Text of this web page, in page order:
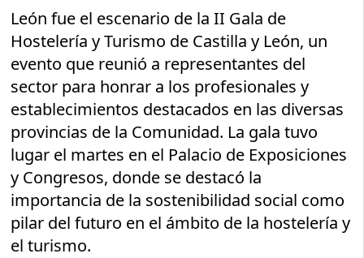
León fue el escenario de la II Gala de
Hostelería y Turismo de Castilla y León, un
evento que reunió a representantes del
sector para honrar a los profesionales y
establecimientos destacados en las diversas
provincias de la Comunidad. La gala tuvo
lugar el martes en el Palacio de Exposiciones
y Congresos, donde se destacó la
importancia de la sostenibilidad social como
pilar del futuro en el ámbito de la hostelería y
el turismo.